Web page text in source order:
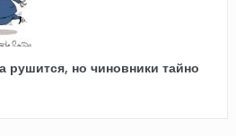
рушится, но чиновники тайно